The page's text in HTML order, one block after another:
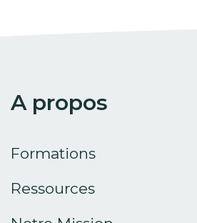
A propos
Formations
Ressources